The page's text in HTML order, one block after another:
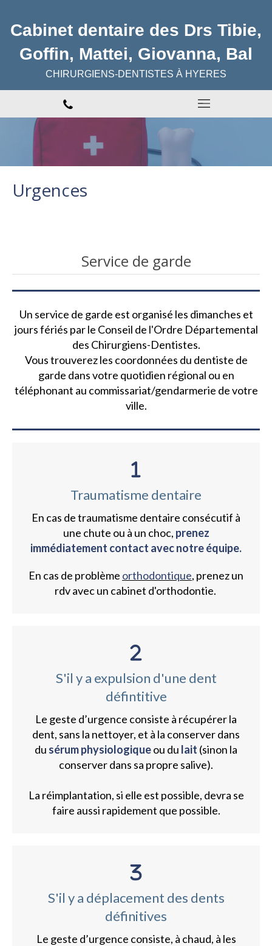
Cabinet dentaire des Drs Tibie,
Goffin, Mattei, Giovanna, Bal
CHIRURGIENS-DENTISTES À HYERES
Urgences
Service de garde
Un service de garde est organisé les dimanches et
jours fériés par le Conseil de l'Ordre Départemental
des Chirurgiens-Dentistes.
Vous trouverez les coordonnées du dentiste de
garde dans votre quotidien régional ou en
téléphonant au commissariat/gendarmerie de votre
ville.
Traumatisme dentaire
En cas de traumatisme dentaire consécutif à
une chute ou à un choc, prenez
immédiatement contact avec notre équipe.
En cas de problème orthodontique, prenez un
rdv avec un cabinet d'orthodontie.
S'il y a expulsion d'une dent
défintitive
Le geste d’urgence consiste à récupérer la
dent, sans la nettoyer, et à la conserver dans
du sérum physiologiqueou du lait (sinon la
conserver dans sa propre salive).
La réimplantation, si elle est possible, devra se
faire aussi rapidement que possible.
S'il y a déplacement des dents
définitives
Le geste d’urgence consiste, à chaud, à les